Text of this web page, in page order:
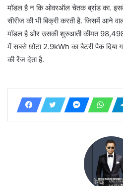
मॉडल है न कि ओवरऑल चेतक ब्रांड का.
सीरीज की भी बिक्री करती है. जिसमें आने
मॉडल है और उसकी शुरुआती कीमत
में सबसे छोटा 2.9kWh का बैटरी पैक दिया
की रेंज देता है.